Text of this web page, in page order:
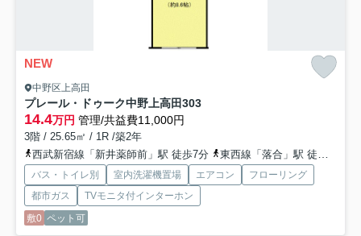
NEW
中野区上高田
プレール・ドゥーク中野上高田303
14.4万円 管理/共益費11,000円
3階 / 25.65㎡ / 1R /築2年
西武新宿線「新井薬師前」駅 徒歩7分
東西線「落合」駅 徒歩11分
バス・トイレ別 室内洗濯機置場 エアコン
フローリング
都市ガス
TVモニタ付インターホン
敷0 ペット可